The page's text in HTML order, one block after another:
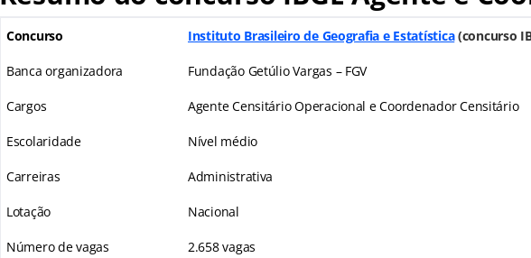
Concurso Instituto Brasileiro de Geografia e Estatística(concurso
Banca organizadora Fundação Getúlio Vargas – FGV
Cargos Agente Censitário Operacional e Coordenador Censitário
Escolaridade Nível médio
Carreiras Administrativa
Lotação Nacional
Número de vagas 2.658 vagas